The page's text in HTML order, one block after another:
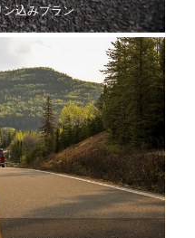
込みプラン